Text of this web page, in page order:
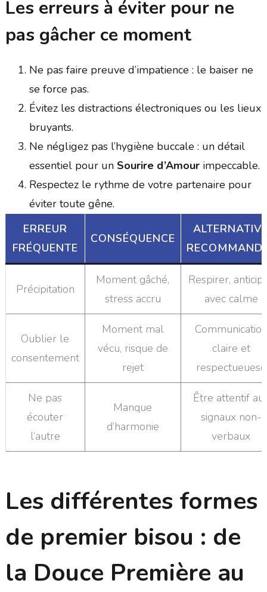
Les erreurs à éviter pour ne
pas gâcher ce moment
Ne pas faire preuve d’impatience : le baiser ne
se force pas.
Évitez les distractions électroniques ou les lieux
bruyants.
Ne négligez pas l’hygiène buccale : un détail
essentiel pour un Sourire d’Amourimpeccable.
Respectez le rythme de votre partenaire pour
éviter toute gêne.
ERREUR
FRÉQUENTE
CONSÉQUENCE
Précipitation
Moment gâché,
stress accru
Respirer,
avec calme
Oublier le
consentement
Moment mal
vécu, risque de
rejet
Communication
claire et
respectueuese
Ne pas
écouter
l’autre
Manque
d’harmonie
Être attentif
signaux non-
verbaux
Les différentes formes
de premier bisou : de
la Douce Première au